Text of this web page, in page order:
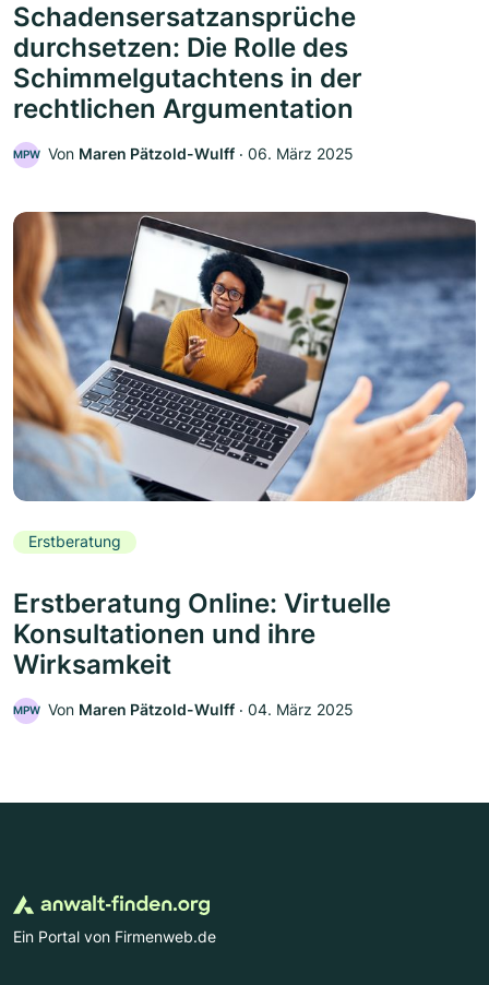
Schadensersatzansprüche
durchsetzen: Die Rolle des
Schimmelgutachtens in der
rechtlichen Argumentation
MPW Von Maren Pätzold-Wulff ‧ 06. März 2025
Erstberatung
Erstberatung Online: Virtuelle
Konsultationen und ihre
Wirksamkeit
MPW Von Maren Pätzold-Wulff ‧ 04. März 2025
Ein Portal von Firmenweb.de